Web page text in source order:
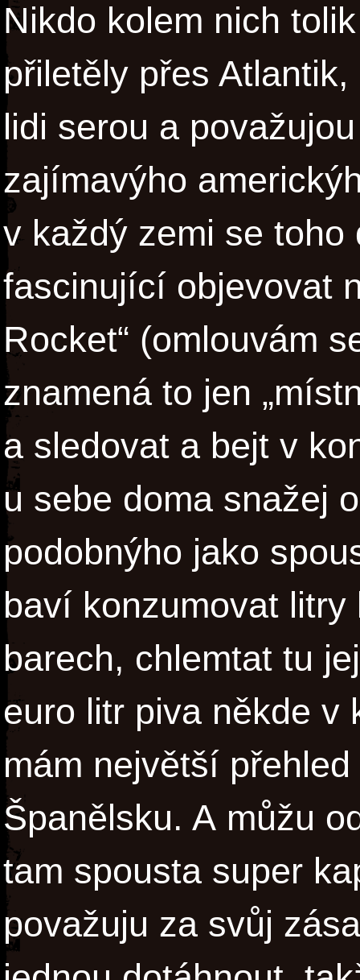
Nikdo kolem nich
přiletěly přes
lidi serou a
zajímavýho
v každý zemi se toho
fascinující objevovat
Rocket“ (omlouvám
znamená to jen
a sledovat a bejt v
u sebe doma snažej
podobnýho jako
baví konzumovat
barech, chlemtat tu
euro litr piva někde v
mám největší
Španělsku. A můžu
tam spousta super
považuju za svůj